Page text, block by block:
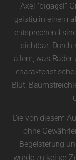
Axel “bigagsl”
geistig in einem
entsprechend
sichtbar. Durch
allem, was
Blut,
Die von diesem
ohne
Begeisterung
wurde zu keiner